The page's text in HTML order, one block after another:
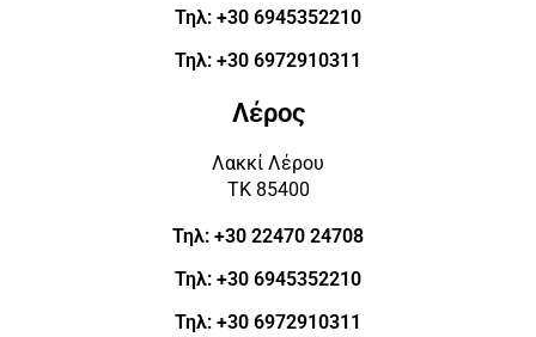
Τηλ: +30 6945352210
Τηλ: +30 6972910311
Λέρος
Λακκί Λέρου
ΤΚ 85400
Τηλ: +30 22470 24708
Τηλ: +30 6945352210
Τηλ: +30 6972910311